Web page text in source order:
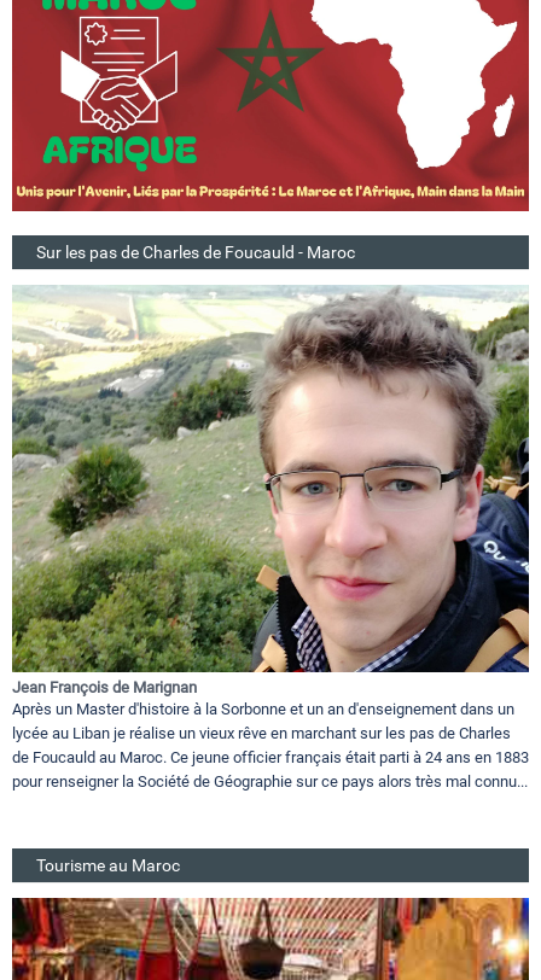
Sur les pas de Charles de Foucauld - Maroc
Jean François de Marignan
Après un Master d'histoire à la Sorbonne et un an d'enseignement dans un
lycée au Liban je réalise un vieux rêve en marchant sur les pas de Charles
de Foucauld au Maroc. Ce jeune officier français était parti à 24 ans en 1883
pour renseigner la Société de Géographie sur ce pays alors très mal connu...
Tourisme au Maroc